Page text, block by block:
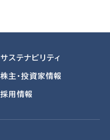
サステナビリティ
株主・投資家情報
採用情報